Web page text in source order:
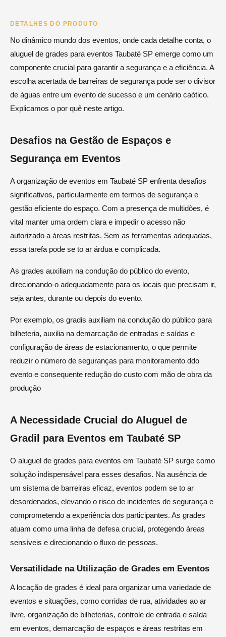
DETALHES DO PRODUTO
No dinâmico mundo dos eventos, onde cada detalhe conta, o
aluguel de grades para eventos Taubaté SP emerge como um
componente crucial para garantir a segurança e a eficiência. A
escolha acertada de barreiras de segurança pode ser o divisor
de águas entre um evento de sucesso e um cenário caótico.
Explicamos o por quê neste artigo.
Desafios na Gestão de Espaços e
Segurança em Eventos
A organização de eventos em Taubaté SP enfrenta desafios
significativos, particularmente em termos de segurança e
gestão eficiente do espaço. Com a presença de multidões, é
vital manter uma ordem clara e impedir o acesso não
autorizado a áreas restritas. Sem as ferramentas adequadas,
essa tarefa pode se to ar árdua e complicada.
As grades auxiliam na condução do público do evento,
direcionando-o adequadamente para os locais que precisam ir,
seja antes, durante ou depois do evento.
Por exemplo, os gradis auxiliam na condução do público para
bilheteria, auxilia na demarcação de entradas e saídas e
configuração de áreas de estacionamento, o que permite
reduzir o número de seguranças para monitoramento ddo
evento e consequente redução do custo com mão de obra da
produção
A Necessidade Crucial do Aluguel de
Gradil para Eventos em Taubaté SP
O aluguel de grades para eventos em Taubaté SP surge como
solução indispensável para esses desafios. Na ausência de
um sistema de barreiras eficaz, eventos podem se to ar
desordenados, elevando o risco de incidentes de segurança e
comprometendo a experiência dos participantes. As grades
atuam como uma linha de defesa crucial, protegendo áreas
sensíveis e direcionando o fluxo de pessoas.
Versatilidade na Utilização de Grades em Eventos
A locação de grades é ideal para organizar uma variedade de
eventos e situações, como corridas de rua, atividades ao ar
livre, organização de bilheterias, controle de entrada e saída
em eventos, demarcação de espaços e áreas restritas em